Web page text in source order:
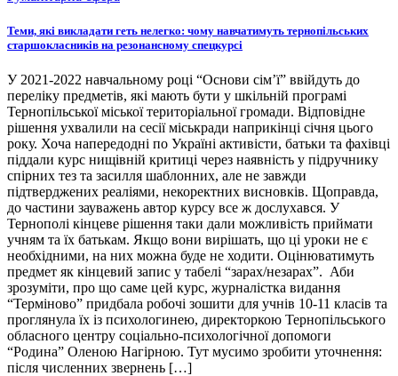
Теми, які викладати геть нелегко: чому навчатимуть тернопільських
старшокласників на резонансному спецкурсі
У 2021-2022 навчальному році “Основи сім’ї” ввійдуть до
переліку предметів, які мають бути у шкільній програмі
Тернопільської міської територіальної громади. Відповідне
рішення ухвалили на сесії міськради наприкінці січня цього
року. Хоча напередодні по Україні активісти, батьки та фахівці
піддали курс нищівній критиці через наявність у підручнику
спірних тез та засилля шаблонних, але не завжди
підтверджених реаліями, некоректних висновків. Щоправда,
до частини зауважень автор курсу все ж дослухався. У
Тернополі кінцеве рішення таки дали можливість приймати
учням та їх батькам. Якщо вони вирішать, що ці уроки не є
необхідними, на них можна буде не ходити. Оцінюватимуть
предмет як кінцевий запис у табелі “зарах/незарах”. Аби
зрозуміти, про що саме цей курс, журналістка видання
“Терміново” придбала робочі зошити для учнів 10-11 класів та
проглянула їх із психологинею, директоркою Тернопільського
обласного центру соціально-психологічної допомоги
“Родина” Оленою Нагірною. Тут мусимо зробити уточнення:
після численних звернень […]